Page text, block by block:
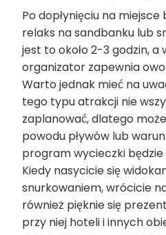
Po dopłynięciu na
relaks na sandbanku lub
jest to około 2-3 godzin, a
organizator zapewnia
Warto jednak mieć na
tego typu atrakcji nie
zaplanować, dlatego
powodu pływów lub
program wycieczki
Kiedy nasycicie się
snurkowaniem, wrócicie
również pięknie się
przy niej hoteli i innych